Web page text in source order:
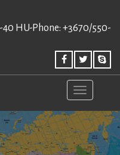
40 HU-Phone: +3670/550-